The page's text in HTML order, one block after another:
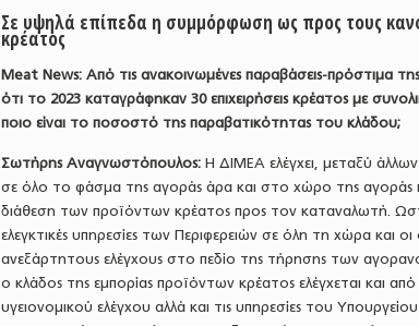
Σε υψηλά επίπεδα η συμμόρφωση ως προς τους
κρέατος
Meat News: Από τις ανακοινωμένες παραβάσεις-πρόστιμα
ότι το 2023 καταγράφηκαν 30 επιχειρήσεις κρέατος με
ποιο είναι το ποσοστό της παραβατικότητας του κλάδου;
Σωτήρης Αναγνωστόπουλος: Η ΔΙΜΕΑ ελέγχει, μεταξύ
σε όλο το φάσμα της αγοράς άρα και στο χώρο της αγοράς
διάθεση των προϊόντων κρέατος προς τον καταναλωτή.
ελεγκτικές υπηρεσίες των Περιφερειών σε όλη τη χώρα και
ανεξάρτητους ελέγχους στο πεδίο της τήρησης των
ο κλάδος της εμπορίας προϊόντων κρέατος ελέγχεται και
υγειονομικού ελέγχου αλλά και τις υπηρεσίες του